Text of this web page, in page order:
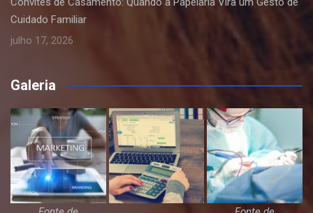
Cuidado Familiar
julho 17, 2026
Galeria